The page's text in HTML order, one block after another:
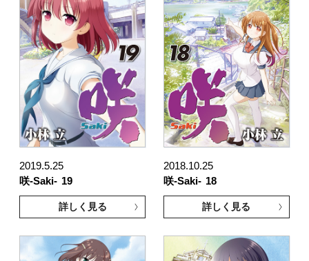
2019.5.25
咲-Saki- 19
詳しく見る
2018.10.25
咲-Saki- 18
詳しく見る